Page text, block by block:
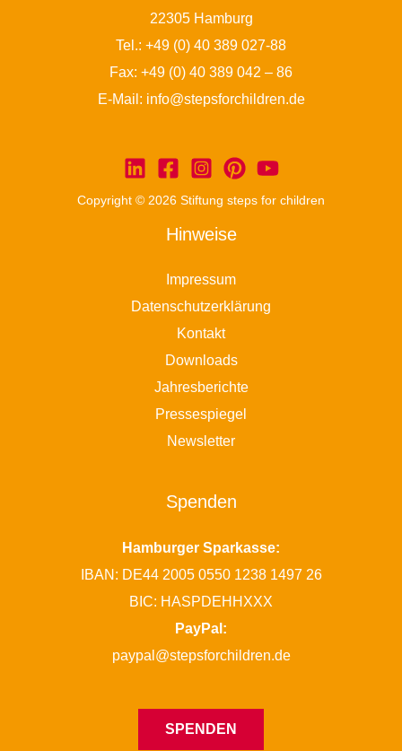
22305 Hamburg
Tel.: +49 (0) 40 389 027-88
Fax: +49 (0) 40 389 042 – 86
E-Mail: info@stepsforchildren.de
Copyright © 2026 Stiftung steps for children
Hinweise
Impressum
Datenschutzerklärung
Kontakt
Downloads
Jahresberichte
Pressespiegel
Newsletter
Spenden
Hamburger Sparkasse:
IBAN: DE44 2005 0550 1238 1497 26
BIC: HASPDEHHXXX
PayPal:
paypal@stepsforchildren.de
SPENDEN